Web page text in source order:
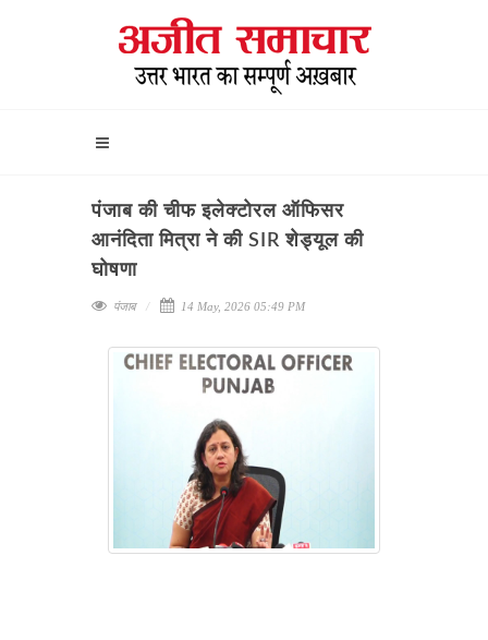
पंजाब की चीफ इलेक्टोरल ऑफिसर
आनंदिता मित्रा ने की SIR शेड्यूल की
घोषणा
पंजाब 14 May, 2026 05:49 PM